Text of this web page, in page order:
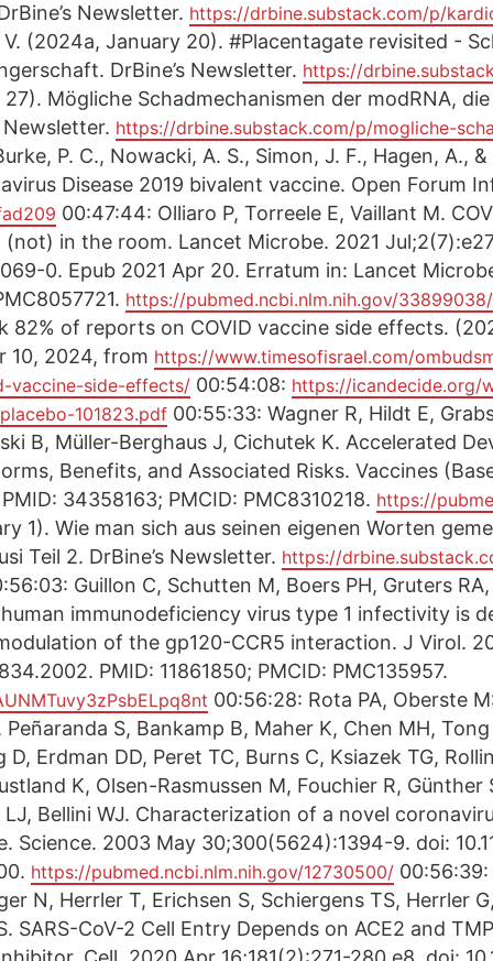
Newsletter. https://drbine.substack.com/p/
(2024a, January 20). #Placentagate revisited -
DrBine’s Newsletter. https://
Mögliche Schadmechanismen der modRNA,
Newsletter. https://drbine.substack.com/p/mogliche-
P. C., Nowacki, A. S., Simon, J. F., Hagen, A.,
Disease 2019 bivalent vaccine. Open Forum
00:47:44: Olliaro P, Torreele E, Vaillant M.
in the room. Lancet Microbe. 2021
0. Epub 2021 Apr 20. Erratum in: Lancet
https://pubmed.ncbi.nlm.nih.gov/33899038/
82% of reports on COVID vaccine side effects.
10, 2024, from https://www.timesofisrael.com/
vaccine-side-effects/ 00:54:08: https://icandecide.org/
101823.pdf 00:55:33: Wagner R, Hildt E,
B, Müller-Berghaus J, Cichutek K. Accelerated
Benefits, and Associated Risks. Vaccines
34358163; PMCID: PMC8310218. https://
1). Wie man sich aus seinen eigenen Worten
Teil 2. DrBine’s Newsletter. https://
Guillon C, Schutten M, Boers PH, Gruters
immunodeficiency virus type 1 infectivity is
of the gp120-CCR5 interaction. J Virol.
PMID: 11861850; PMCID: PMC135957.
00:56:28: Rota PA, Oberste
S, Bankamp B, Maher K, Chen MH,
D, Erdman DD, Peret TC, Burns C, Ksiazek TG,
K, Olsen-Rasmussen M, Fouchier R, Günther
Bellini WJ. Characterization of a novel
Science. 2003 May 30;300(5624):1394-9. doi:
https://pubmed.ncbi.nlm.nih.gov/12730500/
N, Herrler T, Erichsen S, Schiergens TS, Herrler
SARS-CoV-2 Cell Entry Depends on ACE2 and